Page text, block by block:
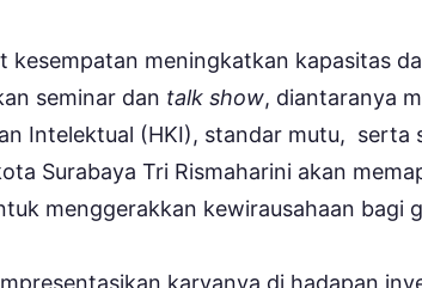
kesempatan meningkatkan kapasitas
seminar dan talk show, diantaranya
Intelektual (HKI), standar mutu, serta
Surabaya Tri Rismaharini akan
menggerakkan kewirausahaan bagi
karyanya di hadapan